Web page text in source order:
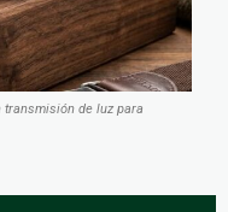
transmisión de luz para